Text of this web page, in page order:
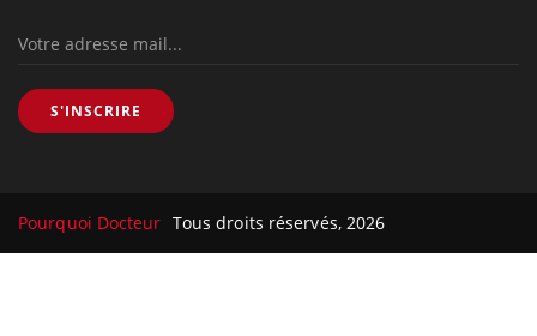
S'INSCRIRE
Pourquoi Docteur Tous droits réservés, 2026